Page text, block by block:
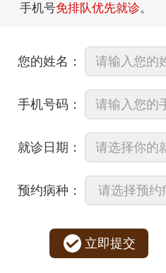
手机号免排队优先就诊。
您的姓名：
手机号码：
就诊日期：
预约病种：
立即提交